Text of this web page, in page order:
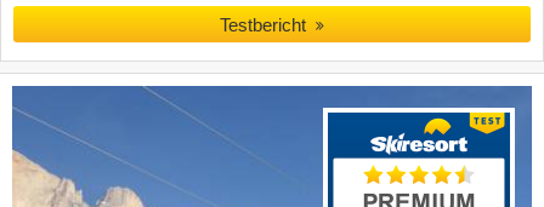
Testbericht